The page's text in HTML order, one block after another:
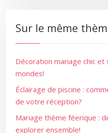
Sur le même
Décoration mariage chic
mondes!
Éclairage de piscine :
de votre réception?
Mariage thème féerique :
explorer ensemble!